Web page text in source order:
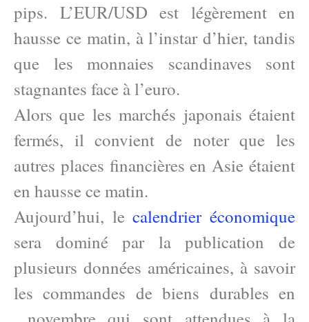
pips. L’EUR/USD est légèrement en
hausse ce matin, à l’instar d’hier, tandis
que les monnaies scandinaves sont
stagnantes face à l’euro.
Alors que les marchés japonais étaient
fermés, il convient de noter que les
autres places financières en Asie étaient
en hausse ce matin.
Aujourd’hui, lecalendrier économique
sera dominé par la publication de
plusieurs données américaines, à savoir
les commandes de biens durables en